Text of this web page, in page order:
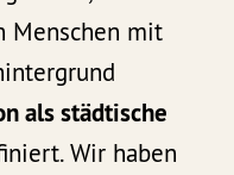
Menschen mit
als städtische
Wir haben